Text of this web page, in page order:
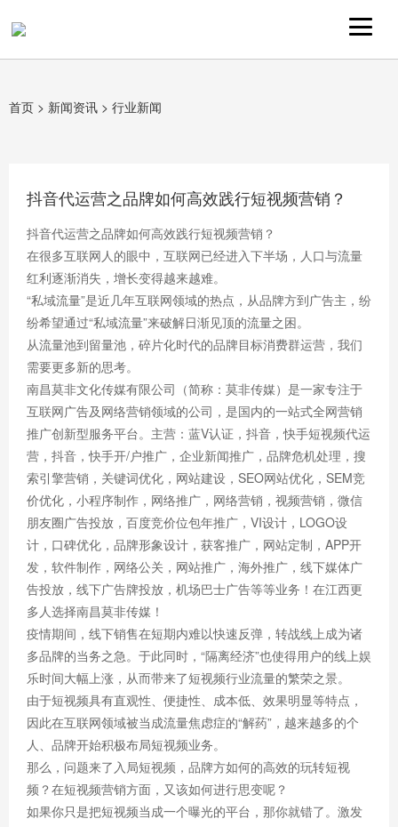
首页 > 新闻资讯 > 行业新闻
抖音代运营之品牌如何高效践行短视频营销？
抖音代运营之品牌如何高效践行短视频营销？
在很多互联网人的眼中，互联网已经进入下半场，人口与流量
红利逐渐消失，增长变得越来越难。
“私域流量”是近几年互联网领域的热点，从品牌方到广告主，纷
纷希望通过“私域流量”来破解日渐见顶的流量之困。
从流量池到留量池，碎片化时代的品牌目标消费群运营，我们
需要更多新的思考。
南昌莫非文化传媒有限公司（简称：莫非传媒）是一家专注于
互联网广告及网络营销领域的公司，是国内的一站式全网营销
推广创新型服务平台。主营：蓝V认证，抖音，快手短视频代运
营，抖音，快手开/户推广，企业新闻推广，品牌危机处理，搜
索引擎营销，关键词优化，网站建设，SEO网站优化，SEM竞
价优化，小程序制作，网络推广，网络营销，视频营销，微信
朋友圈广告投放，百度竞价位包年推广，VI设计，LOGO设
计，口碑优化，品牌形象设计，获客推广，网站定制，APP开
发，软件制作，网络公关，网站推广，海外推广，线下媒体广
告投放，线下广告牌投放，机场巴士广告等等业务！在江西更
多人选择南昌莫非传媒！
疫情期间，线下销售在短期内难以快速反弹，转战线上成为诸
多品牌的当务之急。于此同时，“隔离经济”也使得用户的线上娱
乐时间大幅上涨，从而带来了短视频行业流量的繁荣之景。
由于短视频具有直观性、便捷性、成本低、效果明显等特点，
因此在互联网领域被当成流量焦虑症的“解药”，越来越多的个
人、品牌开始积极布局短视频业务。
那么，问题来了入局短视频，品牌方如何的高效的玩转短视
频？在短视频营销方面，又该如何进行思变呢？
如果你只是把短视频当成一个曝光的平台，那你就错了。激发